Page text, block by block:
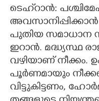
LITERATURE
ZOOM
ടെഹ്‌റാൻ:
പുതിയ സമാധാന
ഇറാൻ. മദ്ധ്യസ്ഥ
വഴിയാണ് നീക്കം.
പൂർണമായും
വിട്ടുകിട്ടണം,